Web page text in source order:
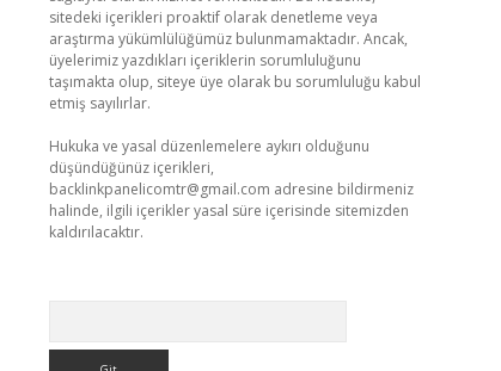
sitedeki içerikleri proaktif olarak denetleme veya
araştırma yükümlülüğümüz bulunmamaktadır. Ancak,
üyelerimiz yazdıkları içeriklerin sorumluluğunu
taşımakta olup, siteye üye olarak bu sorumluluğu kabul
etmiş sayılırlar.
Hukuka ve yasal düzenlemelere aykırı olduğunu
düşündüğünüz içerikleri,
backlinkpanelicomtr@gmail.com adresine bildirmeniz
halinde, ilgili içerikler yasal süre içerisinde sitemizden
kaldırılacaktır.